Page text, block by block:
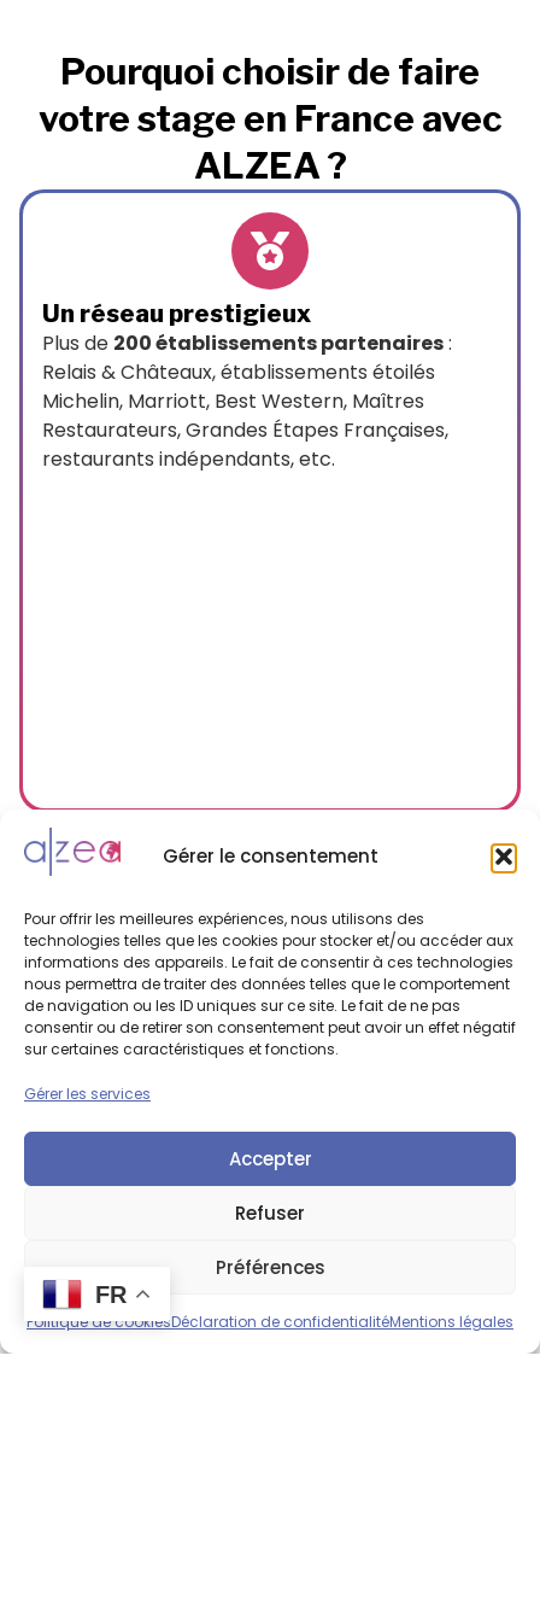
Gérer le consentement
Pour offrir les meilleures expériences, nous utilisons des
technologies telles que les cookies pour stocker et/ou accéder aux
informations des appareils. Le fait de consentir à ces technologies
nous permettra de traiter des données telles que le comportement
de navigation ou les ID uniques sur ce site. Le fait de ne pas
consentir ou de retirer son consentement peut avoir un effet négatif
sur certaines caractéristiques et fonctions.
Gérer les services
Accepter
Refuser
Préférences
Politique de cookiesDéclaration de confidentialitéMentions légales
Pourquoi choisir de faire
votre stage en France avec
ALZEA ?
Un réseau prestigieux
Plus de 200 établissements partenaires:
Relais & Châteaux, établissements étoilés
Michelin, Marriott, Best Western, Maîtres
Restaurateurs, Grandes Étapes Françaises,
restaurants indépendants, etc.
Un placement garanti et adapté
Chaque participant bénéficie d’unstage
garanti, correspondant à son profil, son niveau
de français et son expérience. Tous nos
placements en stage incluentlogement et
repas
(jours travaillés)– un vrai plus pour une
expérience sereine.
FR